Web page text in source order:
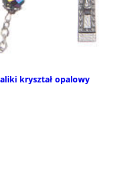
kryształ opalowy